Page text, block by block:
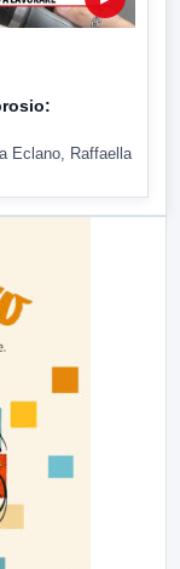
Eclano, Raffaella